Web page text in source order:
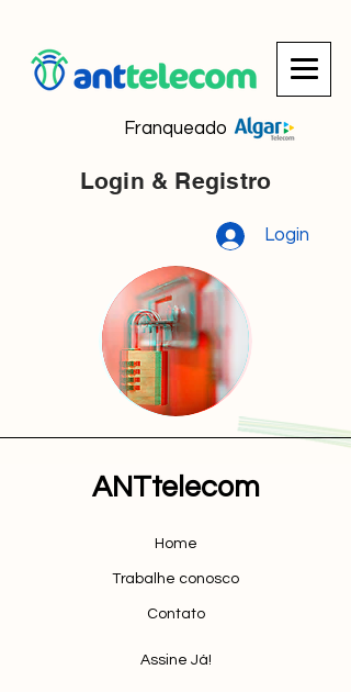
Franqueado
Login & Registro
Login
ANTtelecom
Home
Trabalhe conosco
Contato
Assine Já!